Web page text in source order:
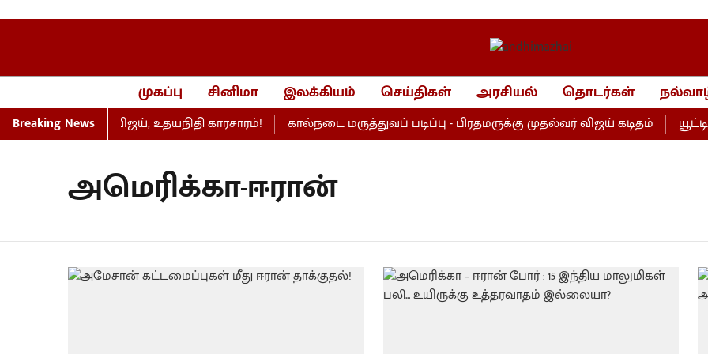
முகப்பு சினிமா இலக்கியம் செய்திகள் அரசியல் தொடர்கள்
Breaking News
பேரவையில் விஜய், உதயநிதி காரசாரம்! கால்நடை மருத்துவப் படிப்பு - பிரதமருக்கு முதல்வர் விஜய் கடிதம்
அமெரிக்கா-ஈரான்